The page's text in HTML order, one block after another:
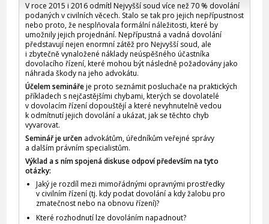
V roce 2015 i 2016 odmítl Nejvyšší soud více než 70 % dovolání
podaných v civilních věcech. Stalo se tak pro jejich nepřípustnost
nebo proto, že nesplňovala formální náležitosti, které by
umožnily jejich projednání. Nepřípustná a vadná dovolání
představují nejen enormní zátěž pro Nejvyšší soud, ale
i zbytečně vynaložené náklady neúspěšného účastníka
dovolacího řízení, které mohou být následně požadovány jako
náhrada škody na jeho advokátu.
Účelem seminářeje proto seznámit posluchače na praktických
příkladech s nejčastějšími chybami, kterých se dovolatelé
v dovolacím řízení dopouštějí a které nevyhnutelně vedou
k odmítnutí jejich dovolání a ukázat, jak se těchto chyb
vyvarovat.
Seminář je určen advokátům, úředníkům veřejné správy
a dalším právním specialistům.
Výklad a s ním spojená diskuse odpoví především na tyto
otázky:
Jaký je rozdíl mezi mimořádnými opravnými prostředky
v civilním řízení (tj. kdy podat dovolání a kdy žalobu pro
zmatečnost nebo na obnovu řízení)?
Které rozhodnutí lze dovoláním napadnout?